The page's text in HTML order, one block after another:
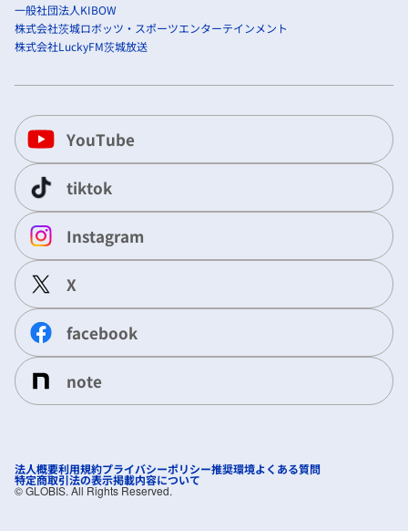
一般社団法人KIBOW
株式会社茨城ロボッツ・スポーツエンターテインメント
株式会社LuckyFM茨城放送
YouTube
tiktok
Instagram
X
facebook
note
法人概要利用規約プライバシーポリシー推奨環境よくある質問
特定商取引法の表示掲載内容について
©︎ GLOBIS. All Rights Reserved.